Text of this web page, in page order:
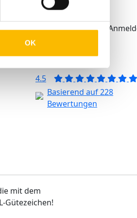
OK
Infos über TMP®
4.5
Basierend auf 228
Bewertungen
mit dem
Gütezeichen!